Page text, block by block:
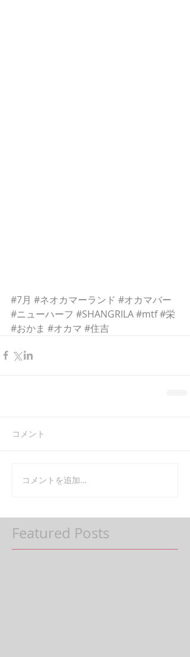
#7月 #ネオカマーランド #オカマバー
#ニューハーフ #SHANGRILA#mtf#栄
#おかま #オカマ #住吉
コメント
コメントを追加…
Featured Posts